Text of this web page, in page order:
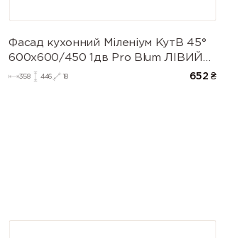
Фасад кухонний Міленіум КутВ 45°
600х600/450 1дв Pro Blum ЛІВИЙ
(напівмат)
358 446 18 652 ₴